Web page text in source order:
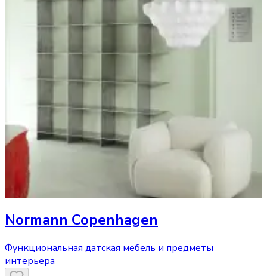
Normann Copenhagen
Функциональная датская мебель и предметы
интерьера